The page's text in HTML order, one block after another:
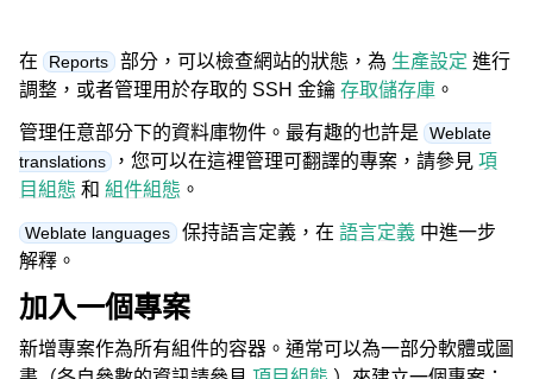
在 Reports 部分，可以檢查網站的狀態，為 生產設定 進行
調整，或者管理用於存取的 SSH 金鑰 存取儲存庫 。
管理任意部分下的資料庫物件。最有趣的也許是
Weblate
translations
，您可以在這裡管理可翻譯的專案，請參見項
目組態 和 組件組態 。
Weblate languages 保持語言定義，在 語言定義中進一步
解釋。
加入一個專案
新增專案作為所有組件的容器。通常可以為一部分軟體或圖